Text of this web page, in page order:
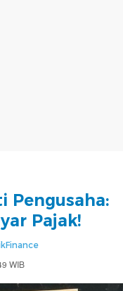
Pengusaha:
Pajak!
WIB